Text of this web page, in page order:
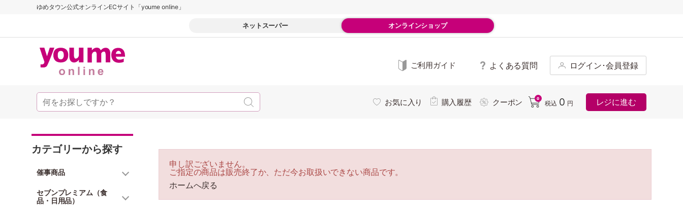
ゆめタウン公式オンラインECサイト「youme online」
ネットスーパー オンラインショップ
ご利用ガイド よくある質問 ログイン･会員登録
お気に入り 購入履歴 クーポン 0
税込 0 円 レジに進む
カテゴリーから探す
催事商品
セブンプレミアム（食
品・日用品）
申し訳ございません。
ご指定の商品は販売終了か、ただ今お取扱いできない商品です。
ホームへ戻る